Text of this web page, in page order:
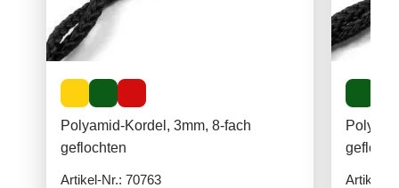
Polyamid-Kordel, 3mm, 8-fach
geflochten
Artikel-Nr.: 70763 Artikel-